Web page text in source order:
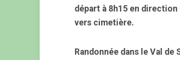
départ à 8h15 en
vers cimetière.
Randonnée dans le Val de